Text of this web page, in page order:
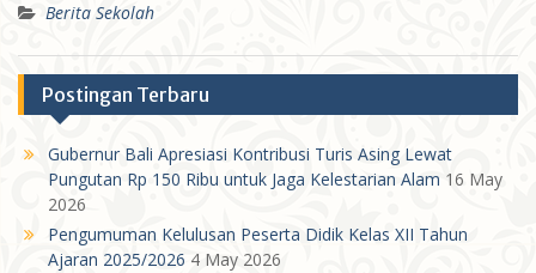
Berita Sekolah
Postingan Terbaru
Gubernur Bali Apresiasi Kontribusi Turis Asing Lewat
Pungutan Rp 150 Ribu untuk Jaga Kelestarian Alam 16 May
2026
Pengumuman Kelulusan Peserta Didik Kelas XII Tahun
Ajaran 2025/2026 4 May 2026